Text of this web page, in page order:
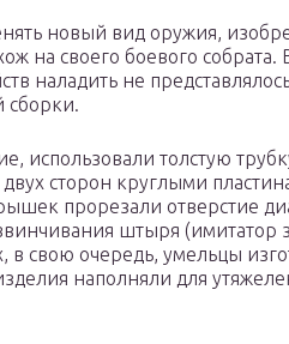
новый вид оружия,
на своего боевого
наладить не
сборки.
использовали толстую
сторон круглыми
прорезали отверстие
штыря (имитатор
в свою очередь, умельцы
наполняли для